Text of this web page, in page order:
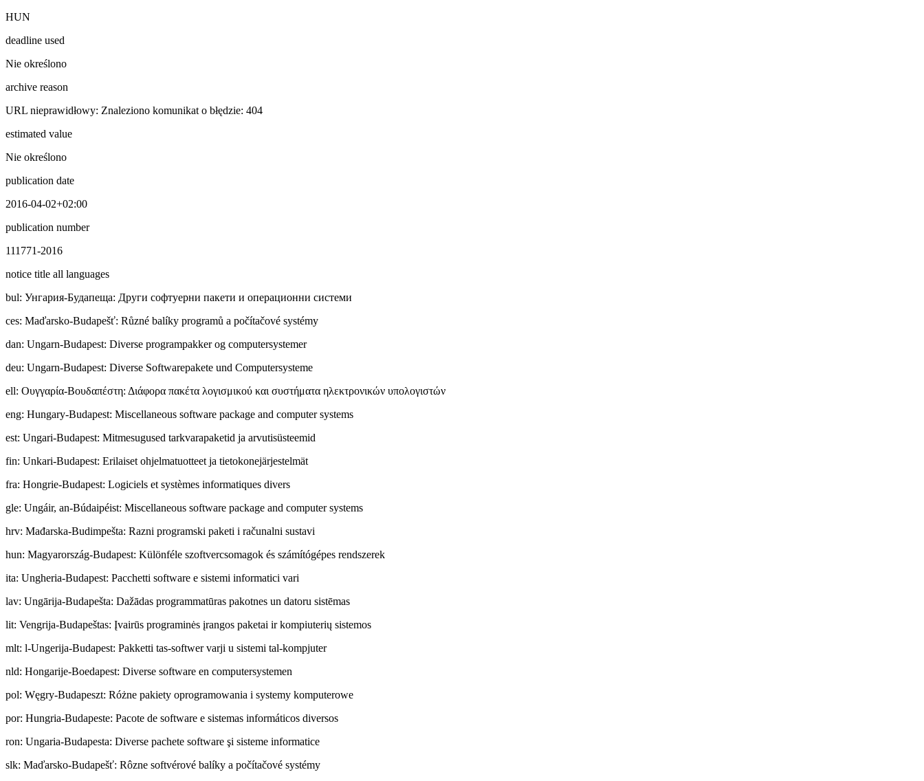
HUN
deadline used
Nie określono
archive reason
URL nieprawidłowy: Znaleziono komunikat o błędzie: 404
estimated value
Nie określono
publication date
2016-04-02+02:00
publication number
111771-2016
notice title all languages
bul: Унгapия-Будапеща: Други софтуерни пакети и операционни системи
ces: Maďarsko-Budapešť: Různé balíky programů a počítačové systémy
dan: Ungarn-Budapest: Diverse programpakker og computersystemer
deu: Ungarn-Budapest: Diverse Softwarepakete und Computersysteme
ell: Ουγγαρία-Βουδαπέστη: Διάφορα πακέτα λογισμικού και συστήματα ηλεκτρονικών υπολογιστών
eng: Hungary-Budapest: Miscellaneous software package and computer systems
est: Ungari-Budapest: Mitmesugused tarkvarapaketid ja arvutisüsteemid
fin: Unkari-Budapest: Erilaiset ohjelmatuotteet ja tietokonejärjestelmät
fra: Hongrie-Budapest: Logiciels et systèmes informatiques divers
gle: Ungáir, an-Búdaipéist: Miscellaneous software package and computer systems
hrv: Mađarska-Budimpešta: Razni programski paketi i računalni sustavi
hun: Magyarország-Budapest: Különféle szoftvercsomagok és számítógépes rendszerek
ita: Ungheria-Budapest: Pacchetti software e sistemi informatici vari
lav: Ungārija-Budapešta: Dažādas programmatūras pakotnes un datoru sistēmas
lit: Vengrija-Budapeštas: Įvairūs programinės įrangos paketai ir kompiuterių sistemos
mlt: l-Ungerija-Budapest: Pakketti tas-softwer varji u sistemi tal-kompjuter
nld: Hongarije-Boedapest: Diverse software en computersystemen
pol: Węgry-Budapeszt: Różne pakiety oprogramowania i systemy komputerowe
por: Hungria-Budapeste: Pacote de software e sistemas informáticos diversos
ron: Ungaria-Budapesta: Diverse pachete software şi sisteme informatice
slk: Maďarsko-Budapešť: Rôzne softvérové balíky a počítačové systémy